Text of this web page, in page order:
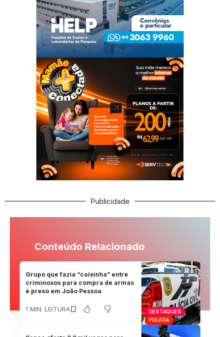
Publicidade
Conteúdo Relacionado
DESTAQUES
POLÍCIA
Grupo que fazia “caixinha” entre
criminosos para compra de armas
é preso em João Pessoa
1 MIN. LEITURA